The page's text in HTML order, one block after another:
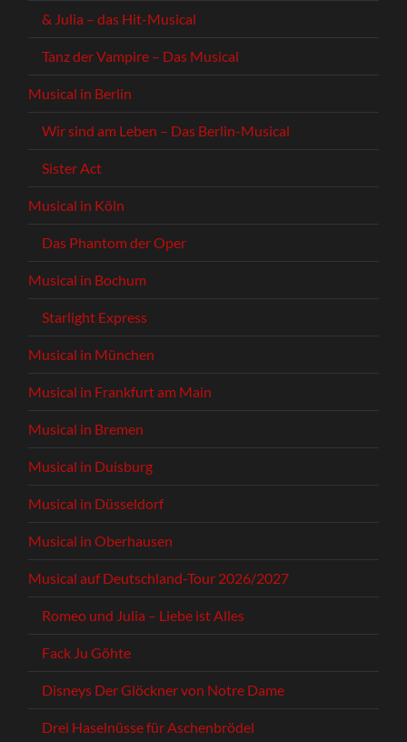
& Julia – das Hit-Musical
Tanz der Vampire – Das Musical
Musical in Berlin
Wir sind am Leben – Das Berlin-Musical
Sister Act
Musical in Köln
Das Phantom der Oper
Musical in Bochum
Starlight Express
Musical in München
Musical in Frankfurt am Main
Musical in Bremen
Musical in Duisburg
Musical in Düsseldorf
Musical in Oberhausen
Musical auf Deutschland-Tour 2026/2027
Romeo und Julia – Liebe ist Alles
Fack Ju Göhte
Disneys Der Glöckner von Notre Dame
Drei Haselnüsse für Aschenbrödel